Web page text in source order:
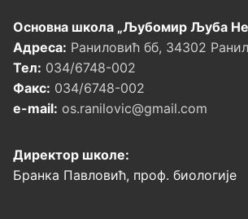
Основна школа „Љубомир Љуба
Адреса: Раниловић бб, 34302
Тел: 034/6748-002
Факс: 034/6748-002
e-mail: os.ranilovic@gmail.com
Директор школе:
Бранка Павловић, проф. биологије